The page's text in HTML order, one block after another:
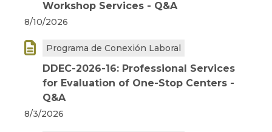
Workshop Services - Q&A
8/10/2026
 Programa de Conexión Laboral
DDEC-2026-16: Professional Services
for Evaluation of One-Stop Centers -
Q&A
8/3/2026